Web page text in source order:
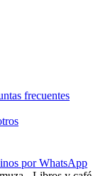
frecuentes
por WhatsApp